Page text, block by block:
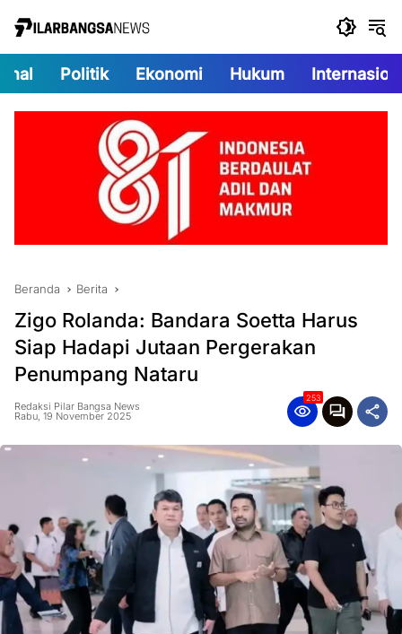
Politik Ekonomi Hukum
Beranda Berita
Zigo Rolanda: Bandara Soetta Harus
Siap Hadapi Jutaan Pergerakan
Penumpang Nataru
Redaksi Pilar Bangsa News
Rabu, 19 November 2025
253